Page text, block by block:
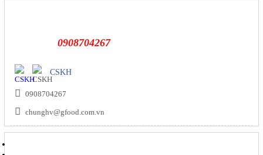
0908704267
CSKH
0908704267
chunghv@gfood.com.vn